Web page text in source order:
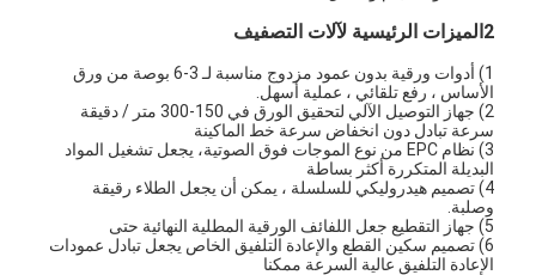
2الميزات الرئيسية لآلات التصفيف
1) أدوات ورقية بدون عمود مزدوج مناسبة لـ 3-6 بوصة من ورق
الأساس ، رفع تلقائي ، عملية أسهل.
2) جهاز التوصيل الآلي لتحقيق الورق في 150-300 متر / دقيقة
سرعة تبادل دون انخفاض سرعة خط الماكينة
3) نظام EPC من نوع الموجات فوق الصوتية، يجعل تشغيل المواد
البديلة المتكررة أكثر بساطة
4) تصميم هيدروليكي للسلسلة ، يمكن أن يجعل الطلاء رقيقة
وصلبة.
5) جهاز التقطيع جعل اللفائف الورقية المطلية النهائية حتى
6) تصميم سكين القطع والإعادة التلفيق الخاص يجعل تبادل عمودات
الإعادة التلفيق عالية السرعة ممكنا